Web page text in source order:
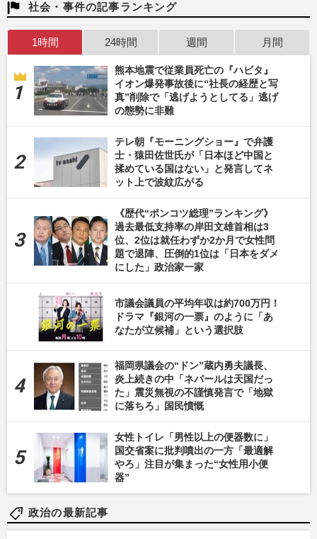
社会・事件の記事ランキング
1時間 24時間 週間 月間
熊本地震で従業員死亡の『ハビタ』
イオン爆発事故後に“社長の経歴と写
真”削除で「逃げようとしてる」逃げ
の態勢に非難
テレ朝『モーニングショー』で弁護
士・猿田佐世氏が「日本ほど中国と
揉めている国はない」と発言してネ
ット上で波紋広がる
《歴代“ポンコツ総理”ランキング》
過去最低支持率の岸田文雄首相は3
位、2位は就任わずか2か月で女性問
題で退陣、圧倒的1位は「日本をダメ
にした」政治家一家
市議会議員の平均年収は約700万円！
ドラマ『銀河の一票』のように「あ
なたが立候補」という選択肢
福岡県議会の“ドン”蔵内勇夫議長、
炎上続きの中「ネパールは天国だっ
た」震災無視の不謹慎発言で「地獄
に落ちろ」国民憤慨
女性トイレ「男性以上の便器数に」
国交省案に批判噴出の一方「最適解
やろ」注目が集まった“女性用小便
器”
政治の最新記事